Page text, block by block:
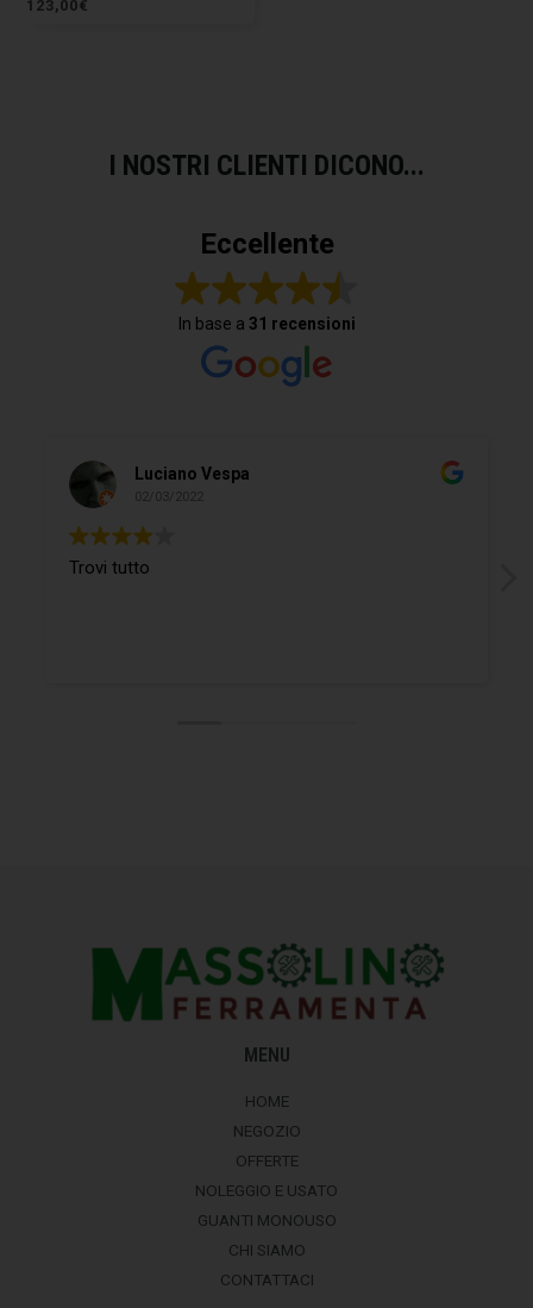
123,00€
I NOSTRI CLIENTI DICONO...
Eccellente
In base a 31 recensioni
Luciano Vespa
02/03/2022
Trovi tutto
MENU
HOME
NEGOZIO
OFFERTE
NOLEGGIO E USATO
GUANTI MONOUSO
CHI SIAMO
CONTATTACI